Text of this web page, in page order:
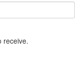
receive.